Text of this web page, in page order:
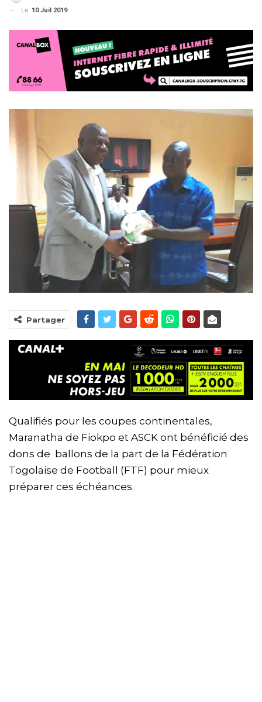
Le 10 Juil 2019
Partager
Qualifiés pour les coupes continentales,
Maranatha de Fiokpo et ASCK ont bénéficié des
dons de ballons de la part de la Fédération
Togolaise de Football (FTF) pour mieux
préparer ces échéances.